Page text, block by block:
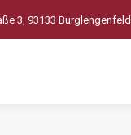
3, 93133 Burglengenfeld